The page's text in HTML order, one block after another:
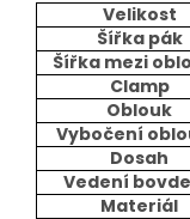
Velikost
Šířka pák
Šířka mezi
Clamp
Oblouk
Vybočení
Dosah
Vedení
Materiál